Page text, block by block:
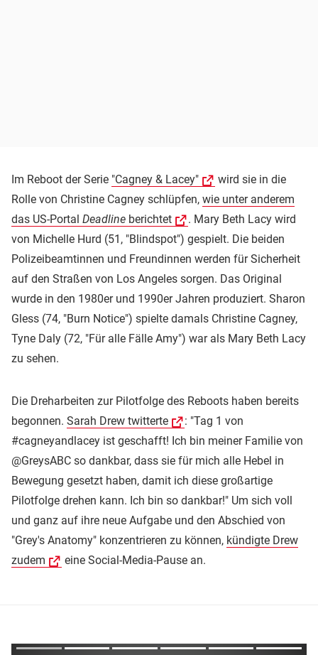
Im Reboot der Serie "Cagney & Lacey"
wird sie in die
Rolle von Christine Cagney schlüpfen, wie unter anderem
das US-Portal Deadline berichtet
. Mary Beth Lacy wird
von Michelle Hurd (51, "Blindspot") gespielt. Die beiden
Polizeibeamtinnen und Freundinnen werden für Sicherheit
auf den Straßen von Los Angeles sorgen. Das Original
wurde in den 1980er und 1990er Jahren produziert. Sharon
Gless (74, "Burn Notice") spielte damals Christine Cagney,
Tyne Daly (72, "Für alle Fälle Amy") war als Mary Beth Lacy
zu sehen.
Die Dreharbeiten zur Pilotfolge des Reboots haben bereits
begonnen. Sarah Drew twitterte
: "Tag 1 von
#cagneyandlacey ist geschafft! Ich bin meiner Familie von
@GreysABC so dankbar, dass sie für mich alle Hebel in
Bewegung gesetzt haben, damit ich diese großartige
Pilotfolge drehen kann. Ich bin so dankbar!" Um sich voll
und ganz auf ihre neue Aufgabe und den Abschied von
"Grey's Anatomy" konzentrieren zu können, kündigte Drew
zudem
eine Social-Media-Pause an.